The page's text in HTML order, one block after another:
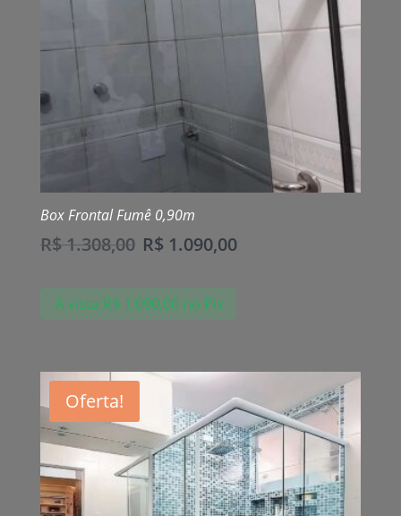
Box Frontal Fumê 0,90m
R$1.308,00 R$1.090,00
À vista R$ 1.090,00 no Pix
Oferta!